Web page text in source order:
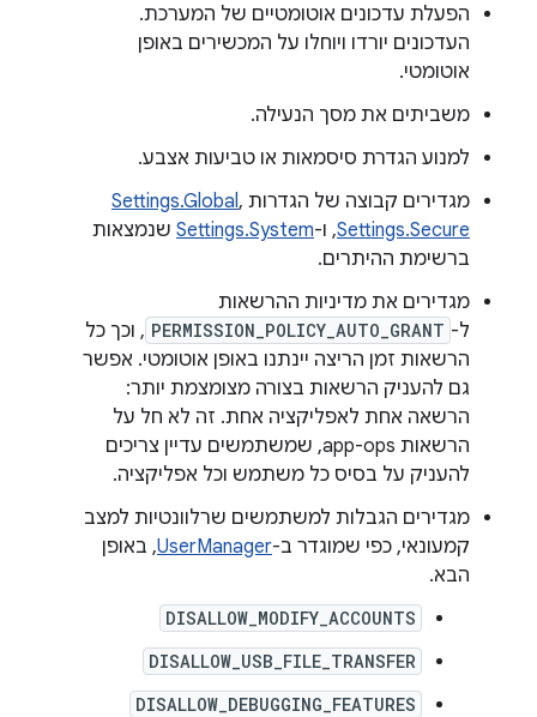
הפעלת עדכונים אוטומטיים של המערכת.
העדכונים יורדו ויוחלו על המכשירים באופן
אוטומטי.
משביתים את מסך הנעילה.
למנוע הגדרת סיסמאות או טביעות אצבע.
מגדירים קבוצה של הגדרות Settings.Global,
Settings.Secure, ו-Settings.System שנמצאות
ברשימת ההיתרים.
מגדירים את מדיניות ההרשאות
ל- PERMISSION_POLICY_AUTO_GRANT , וכך כל
הרשאות זמן הריצה יינתנו באופן אוטומטי. אפשר
גם להעניק הרשאות בצורה מצומצמת יותר:
הרשאה אחת לאפליקציה אחת. זה לא חל על
הרשאות app-ops, שמשתמשים עדיין צריכים
להעניק על בסיס כל משתמש וכל אפליקציה.
מגדירים הגבלות למשתמשים שרלוונטיות למצב
קמעונאי, כפי שמוגדר ב-UserManager, באופן
הבא.
DISALLOW_MODIFY_ACCOUNTS
DISALLOW_USB_FILE_TRANSFER
DISALLOW_DEBUGGING_FEATURES